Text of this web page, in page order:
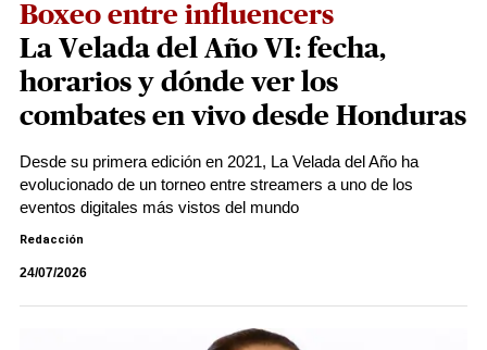
Boxeo entre influencers
La Velada del Año VI: fecha,
horarios y dónde ver los
combates en vivo desde Honduras
Desde su primera edición en 2021, La Velada del Año ha
evolucionado de un torneo entre streamers a uno de los
eventos digitales más vistos del mundo
Redacción
24/07/2026